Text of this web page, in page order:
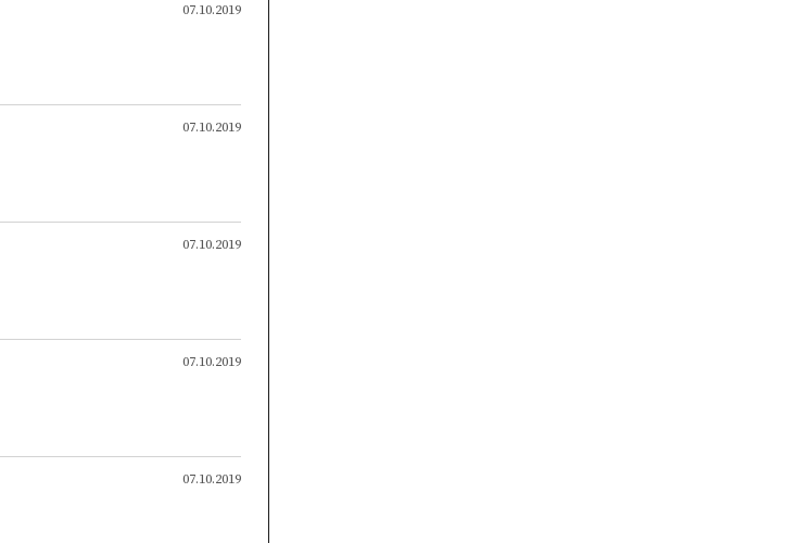
07.10.2019
07.10.2019
07.10.2019
07.10.2019
07.10.2019